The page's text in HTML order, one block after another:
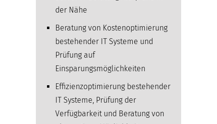
der Nähe
Beratung von Kostenoptimierung
bestehender IT Systeme und
Prüfung auf
Einsparungsmöglichkeiten
Effizienzoptimierung bestehender
IT Systeme, Prüfung der
Verfügbarkeit und Beratung von